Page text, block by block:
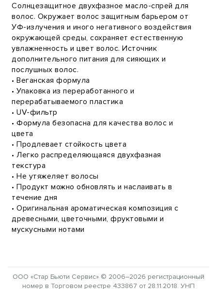
Солнцезащитное двухфазное масло-спрей для
волос. Окружает волос защитным барьером от
УФ-излучения и иного негативного воздействия
окружающей среды, сохраняет естественную
увлажненность и цвет волос. Источник
дополнительного питания для сияющих и
послушных волос.
• Веганская формула
• Упаковка из переработанного и
перерабатываемого пластика
• UV-фильтр
• Формула безопасна для качества волос и
цвета
• Продлевает стойкость цвета
• Легко распределяющаяся двухфазная
текстура
• Не утяжеляет волосы
• Продукт можно обновлять и наслаивать в
течение дня
• Оригинальная ароматическая композиция с
древесными, цветочными, фруктовыми и
мускусными нотами
ООО «Стар Бьюти Сервис» © 2006–2026 регистрационный
номер в Торговом реестре 433867 от 28.11.2018. УНП